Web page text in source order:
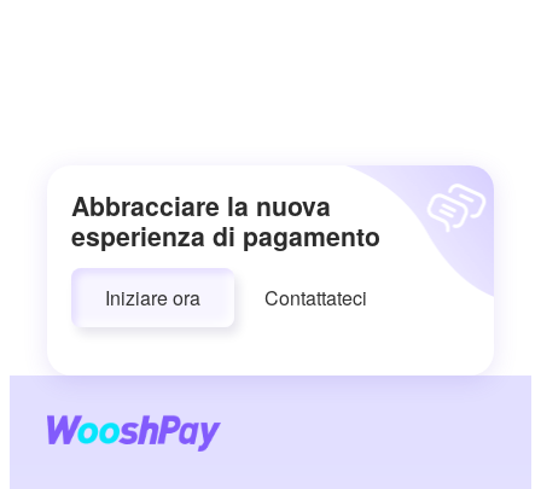
Abbracciare la nuova
esperienza di pagamento
Iniziare ora Contattateci